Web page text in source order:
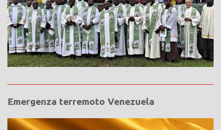
Emergenza terremoto Venezuela